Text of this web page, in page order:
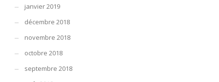
janvier 2019
décembre 2018
novembre 2018
octobre 2018
septembre 2018